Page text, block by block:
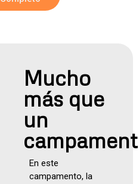
Mucho
más que
un
En este
campamento, la